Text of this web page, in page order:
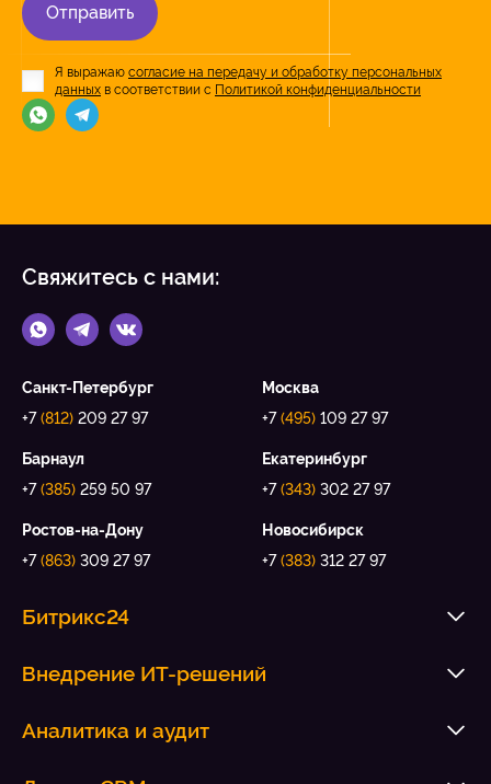
Отправить
Я выражаю согласие на передачу и обработку персональных
данных в соответствии с Политикой конфиденциальности
Свяжитесь с нами:
Санкт-Петербург
+7(812) 209 27 97
Москва
+7(495) 109 27 97
Барнаул
+7(385) 259 50 97
Екатеринбург
+7(343) 302 27 97
Ростов-на-Дону
+7(863) 309 27 97
Новосибирск
+7(383) 312 27 97
Битрикс24
Внедрение ИТ-решений
Аналитика и аудит